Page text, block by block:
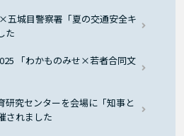
五城目警察署「夏の交通安全キ
た
「わかものみせ×若者合同文
研究センターを会場に「知事と
されました